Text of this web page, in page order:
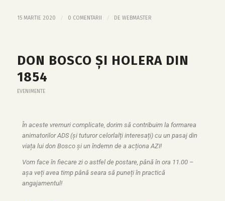
15 MARTIE 2020 / 0 COMENTARII / DE WEBMASTER
DON BOSCO ȘI HOLERA DIN
1854
EVENIMENTE
În aceste vremuri complicate, dorim să contribuim la formarea
animatorilor ADS (și tuturor celorlalți interesați) cu un pasaj din
viața lui don Bosco și un îndemn de a acționa AZI!
Vom face în fiecare zi o astfel de postare, până în ora 11.00 –
așa veți avea timp până seara să puneți în practică
angajamentul!